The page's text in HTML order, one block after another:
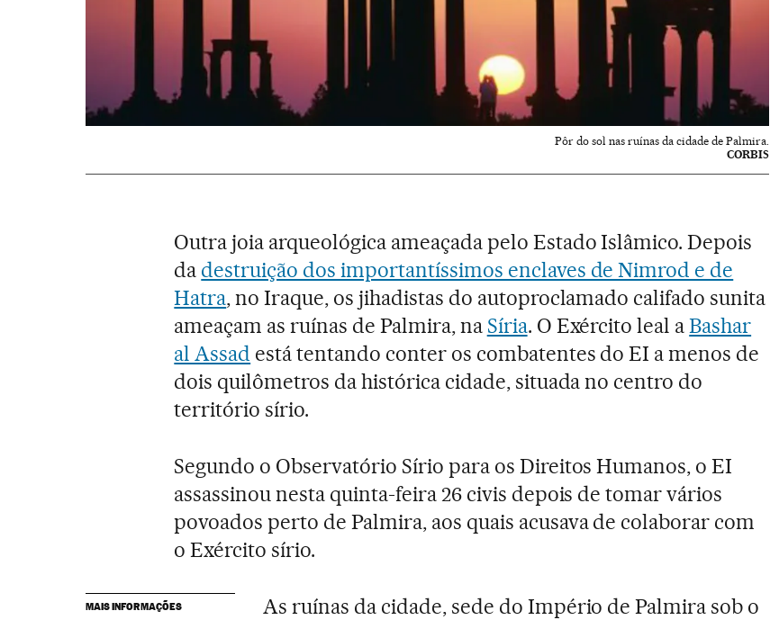
Pôr do sol nas ruínas da cidade de Palmira.
CORBIS
Outra joia arqueológica ameaçada pelo Estado Islâmico. Depois
da destruição dos importantíssimos enclaves de Nimrod e de
Hatra, no Iraque, os jihadistas do autoproclamado califado sunita
ameaçam as ruínas de Palmira, na Síria. O Exército leal aBashar
al Assad está tentando conter os combatentes do EI a menos de
dois quilômetros da histórica cidade, situada no centro do
território sírio.
Segundo o Observatório Sírio para os Direitos Humanos, o EI
assassinou nesta quinta-feira 26 civis depois de tomar vários
povoados perto de Palmira, aos quais acusava de colaborar com
o Exército sírio.
MAIS INFORMAÇÕES
As ruínas da cidade, sede do Império de Palmira sob o